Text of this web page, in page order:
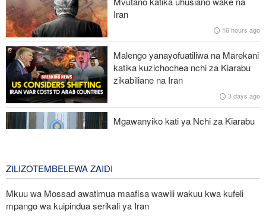
wa habari katika kuhami ukweli na umoja wa kitaifa
UN: Watoto zaidi ya 300 wamefariki dunia kwa Ebola tangu
kuanza mlipuko huo huko Kongo
Ansarullah: Baraza la Usalama la UN limepoteza hadhi;
maazimio yake hayana thamani
Russia yashambulia eneo la kutengeneza makombora na ghala
la mafuta la Ukraine huko Kyiv
Iran
16 hours ago
Malengo yanayofuatiliwa na Marekani
katika kuzichochea nchi za Kiarabu
zikabiliane na Iran
3 days ago
Mgawanyiko kati ya Nchi za Kiarabu
ZILIZOTEMBELEWA ZAIDI
Mkuu wa Mossad awatimua maafisa wawili wakuu kwa kufeli
mpango wa kuipindua serikali ya Iran